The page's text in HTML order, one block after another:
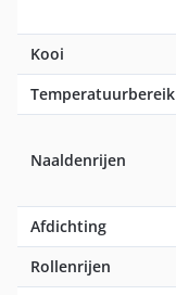
Kooi
Temperatuurbereik
Naaldenrijen
Afdichting
Rollenrijen